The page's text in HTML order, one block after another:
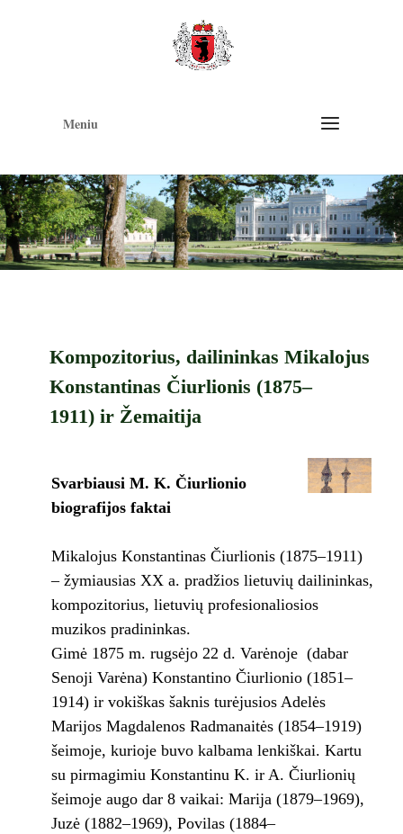
Meniu
Kompozitorius, dailininkas Mikalojus
Konstantinas Čiurlionis (1875–
1911) ir Žemaitija
Svarbiausi M. K. Čiurlionio
biografijos faktai
Mikalojus Konstantinas Čiurlionis (1875–1911)
– žymiausias XX a. pradžios lietuvių dailininkas,
kompozitorius, lietuvių profesionaliosios
muzikos pradininkas.
Gimė 1875 m. rugsėjo 22 d. Varėnoje (dabar
Senoji Varėna) Konstantino Čiurlionio (1851–
1914) ir vokiškas šaknis turėjusios Adelės
Marijos Magdalenos Radmanaitės (1854–1919)
šeimoje, kurioje buvo kalbama lenkiškai. Kartu
su pirmagimiu Konstantinu K. ir A. Čiurlionių
šeimoje augo dar 8 vaikai: Marija (1879–1969),
Juzė (1882–1969), Povilas (1884–